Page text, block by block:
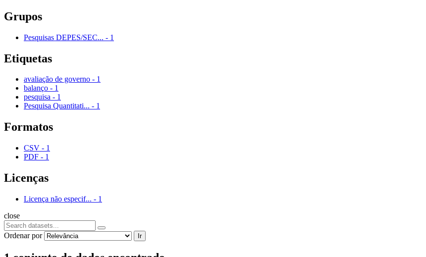
Grupos
Pesquisas DEPES/SEC... - 1
Etiquetas
avaliação de governo - 1
balanço - 1
pesquisa - 1
Pesquisa Quantitati... - 1
Formatos
CSV - 1
PDF - 1
Licenças
Licença não especif... - 1
close
Ordenar por Ir